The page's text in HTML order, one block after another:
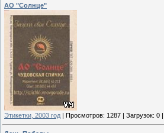
АО "Солнце"
Этикетки, 2003 год | Просмотров: 1287 | Загрузок: 0 |